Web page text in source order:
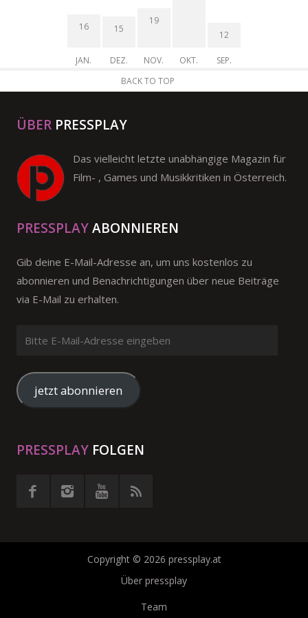
16
JAN.
15
DEZ.
19
NOV. OKT.
12
SEP.
BACK TO TOP
ÜBER PRESSPLAY
Das vielleicht letzte unabhängige Magazin für
Film- , Games und Musikkritiken in Österreich.
PRESSPLAYABONNIEREN
Gib deine E-Mail-Adresse an, um uns kostenlos zu
abonnieren und Benachrichtigungen über neue Beiträge
via E-Mail zu erhalten.
Mail-
Adresse
eingeben
jetzt abonnieren
PRESSPLAY FOLGEN
Copyright © 2026 pressplay.at
Über pressplay
Team